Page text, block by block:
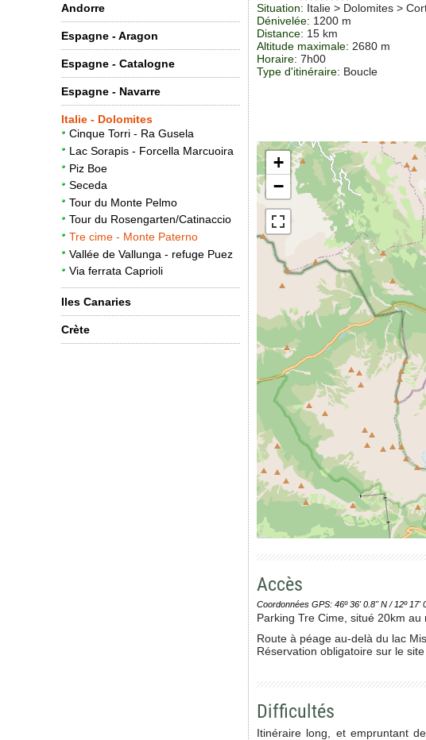
Andorre
Espagne - Aragon
Espagne - Catalogne
Espagne - Navarre
Italie - Dolomites
Cinque Torri - Ra Gusela
Lac Sorapis - Forcella Marcuoira
Piz Boe
Seceda
Tour du Monte Pelmo
Tour du Rosengarten/Catinaccio
Tre cime - Monte Paterno
Vallée de Vallunga - refuge Puez
Via ferrata Caprioli
Iles Canaries
Crète
Situation: Italie > Dolomites >
Dénivelée: 1200 m
Distance: 15 km
Altitude maximale: 2680 m
Horaire: 7h00
Type d'itinéraire: Boucle
+
−
Accès
Coordonnées GPS: 46º 36' 0.8'' N / 12º 17'
Parking Tre Cime, situé 20km
Route à péage au-delà du lac
Réservation obligatoire sur le
Difficultés
Itinéraire long, et empruntant